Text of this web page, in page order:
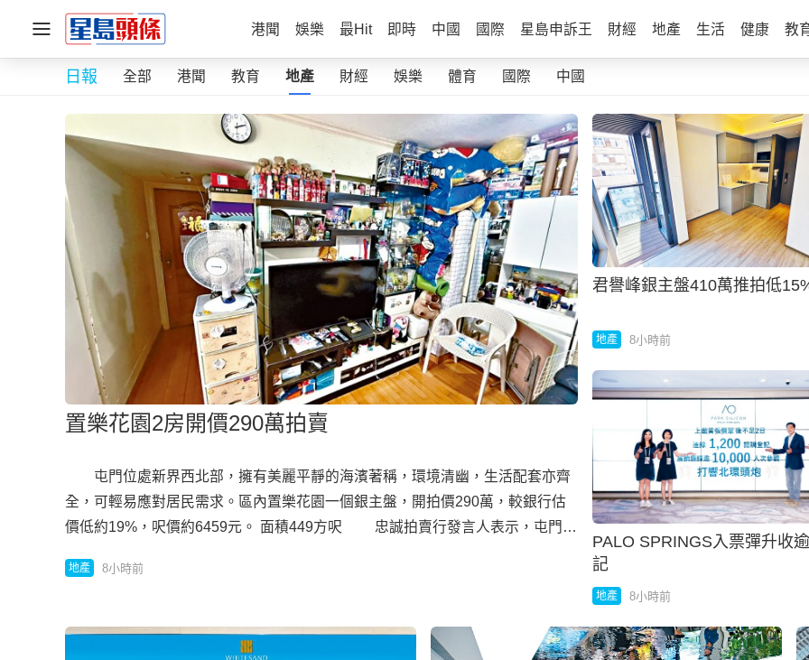
港聞 娛樂 最Hit 即時 中國 國際 星島申訴王 財經 地產 生活 健康 教
日報 全部 港聞 教育 地產 財經 娛樂 體育 國際 中國
置樂花園2房開價290萬拍賣
屯門位處新界西北部，擁有美麗平靜的海濱著稱，環境清幽，生活配套亦齊
全，可輕易應對居民需求。區內置樂花園一個銀主盤，開拍價290萬，較銀行估
價低約19%，呎價約6459元。 面積449方呎 忠誠拍賣行發言人表示，屯門置
交，業主先後將物業抵押予銀行及財務公司借貸，近年因無力還款而遭銀行收
地產 8小時前
君譽峰銀主盤410萬推拍低
地產 8小時前
PALO SPRINGS入票彈升收
記
地產 8小時前